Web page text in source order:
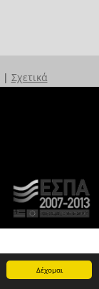
Δέχομαι
| Σχετικά